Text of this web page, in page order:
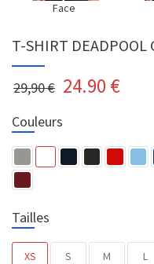
Face
T-SHIRT DEADPOOL
29,90 € 24.90 €
Couleurs
Tailles
XS S M L